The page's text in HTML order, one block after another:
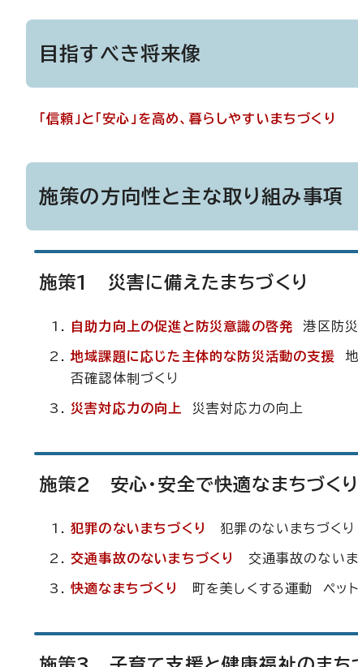
目指すべき将来像
「信頼」と「安心」を高め、暮らしやすいまちづくり
施策の方向性と主な取り組み事項
施策1 災害に備えたまちづくり
自助力向上の促進と防災意識の啓発 港区防
地域課題に応じた主体的な防災活動の支援
否確認体制づくり
災害対応力の向上 災害対応力の向上
施策2 安心・安全で快適なまちづくり
犯罪のないまちづくり 犯罪のないまちづく
交通事故のないまちづくり 交通事故のない
快適なまちづくり 町を美しくする運動 ペッ